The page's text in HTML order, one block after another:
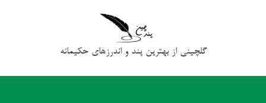
گلچینی از بهترین پند و اندرزهای حکیمانه